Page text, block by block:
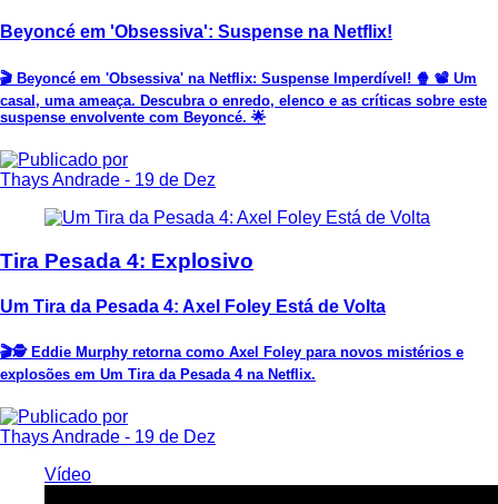
Beyoncé em 'Obsessiva': Suspense na Netflix!
🎬 Beyoncé em 'Obsessiva' na Netflix: Suspense Imperdível! 🍿 📽️ Um
casal, uma ameaça. Descubra o enredo, elenco e as críticas sobre este
suspense envolvente com Beyoncé. 🌟
Thays Andrade - 19 de Dez
Tira Pesada 4: Explosivo
Um Tira da Pesada 4: Axel Foley Está de Volta
🎬🕵️ Eddie Murphy retorna como Axel Foley para novos mistérios e
explosões em Um Tira da Pesada 4 na Netflix.
Thays Andrade - 19 de Dez
Vídeo